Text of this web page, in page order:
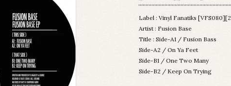
Label : Vinyl Fanatiks
Artist : Fusion Base
Title : Side-A1 / Fusion Bass
Side-A2 / On Ya Feet
Side-B1 / One Two Many
Side-B2 / Keep On Trying